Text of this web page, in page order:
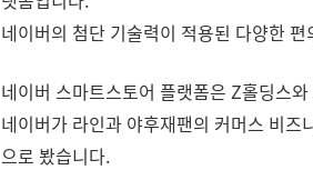
네이버의 첨단 기술력이 적용된 다양한
네이버 스마트스토어 플랫폼은 Z홀딩스
네이버가 라인과 야후재팬의 커머스 비
으로 봤습니다.